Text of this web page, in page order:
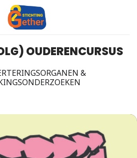
OUDERENCURSUS
&